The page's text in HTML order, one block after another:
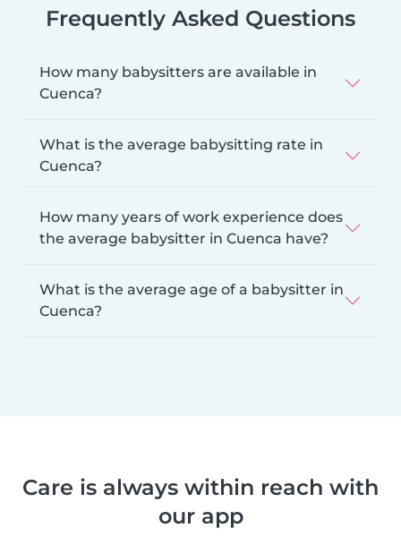
Frequently Asked Questions
How many babysitters are available in
Cuenca?
What is the average babysitting rate in
Cuenca?
How many years of work experience does
the average babysitter in Cuenca have?
What is the average age of a babysitter in
Cuenca?
Care is always within reach with
our app